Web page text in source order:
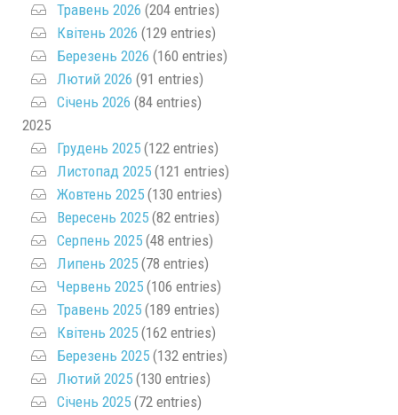
Травень 2026 (204 entries)
Квітень 2026 (129 entries)
Березень 2026 (160 entries)
Лютий 2026 (91 entries)
Січень 2026 (84 entries)
2025
Грудень 2025 (122 entries)
Листопад 2025 (121 entries)
Жовтень 2025 (130 entries)
Вересень 2025 (82 entries)
Серпень 2025 (48 entries)
Липень 2025 (78 entries)
Червень 2025 (106 entries)
Травень 2025 (189 entries)
Квітень 2025 (162 entries)
Березень 2025 (132 entries)
Лютий 2025 (130 entries)
Січень 2025 (72 entries)